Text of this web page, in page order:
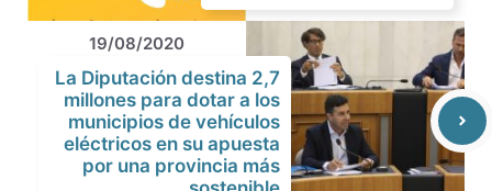
19/08/2020
La Diputación destina 2,7
millones para dotar a los
municipios de vehículos
eléctricos en su apuesta
por una provincia más